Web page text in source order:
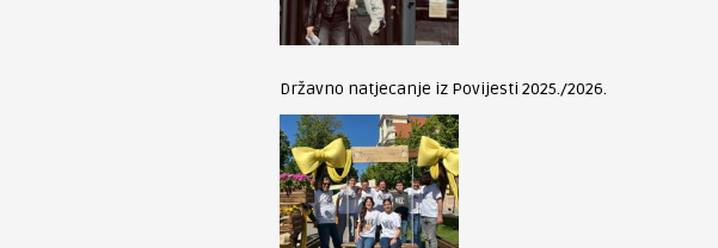
Državno natjecanje iz Povijesti 2025./2026.